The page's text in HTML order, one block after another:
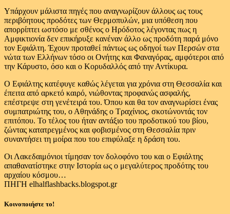
Υπάρχουν μάλιστα πηγές που αναγνωρίζουν άλλους ως τους
περιβόητους προδότες των Θερμοπυλών, μια υπόθεση που
απορρίπτει ωστόσο με σθένος ο Ηρόδοτος λέγοντας πως η
Αμφικτιονία δεν επικήρυξε κανέναν άλλο ως προδότη παρά μόνο
τον Εφιάλτη. Έχουν προταθεί πάντως ως οδηγοί των Περσών στα
νώτα των Ελλήνων τόσο οι Ονήτης και Φαναγόρας, αμφότεροι από
την Κάρυστο, όσο και ο Κορυδαλλός από την Αντίκυρα.
Ο Εφιάλτης κατέφυγε καθώς λέγεται για χρόνια στη Θεσσαλία και
έπειτα από αρκετό καιρό, νιώθοντας προφανώς ασφαλής,
επέστρεψε στη γενέτειρά του. Όπου και θα τον αναγνωρίσει ένας
συμπατριώτης του, ο Αθηνάδης ο Τραχίνιος, σκοτώνοντάς τον
επιτόπου. Το τέλος του ήταν αντάξιο του προδοτικού του βίου,
ζώντας κατατρεγμένος και φοβισμένος στη Θεσσαλία πριν
συναντήσει τη μοίρα που του επιφύλαξε η δράση του.
Οι Λακεδαιμόνιοι τίμησαν τον δολοφόνο του και ο Εφιάλτης
απαθανατίστηκε στην Ιστορία ως ο μεγαλύτερος προδότης του
αρχαίου κόσμου…
ΠΗΓΗ elhalflashbacks.blogspot.gr
Κοινοποιήστε το!